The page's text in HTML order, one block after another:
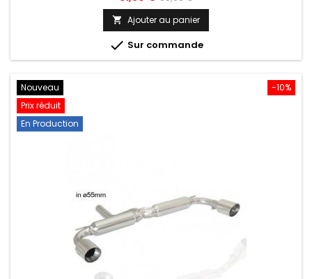
de
base
 Ajouter au panier
 Sur commande
-10%
Nouveau
Prix réduit
En Production